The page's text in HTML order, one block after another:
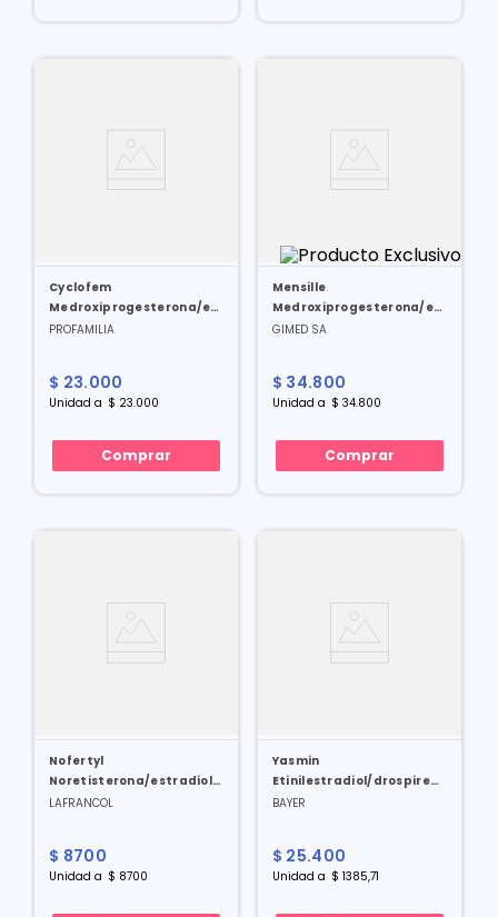
Cyclofem
Medroxiprogesterona/estradiol
25/5 Mg 0.5 Ml X 1 Amp
PROFAMILIA
$ 23.000
Unidad a $ 23.000
Comprar
Mensille
Medroxiprogesterona/estradiol
25/5 Mg X 1 Amp
GIMED SA
$ 34.800
Unidad a $ 34.800
Comprar
Nofertyl
Noretisterona/estradiol
50/5 Mg X 1 Amp
LAFRANCOL
$ 8700
Unidad a $ 8700
Yasmin
Etinilestradiol/drospirenona
0.03/3 Mg X 21 Tabl
BAYER
$ 25.400
Unidad a $ 1385,71